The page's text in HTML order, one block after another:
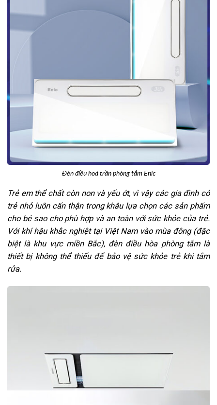
Đèn điều hoà trần phòng tắm Enic
Trẻ em thể chất còn non và yếu ớt, vì vậy các gia đình có
trẻ nhỏ luôn cẩn thận trong khâu lựa chọn các sản phẩm
cho bé sao cho phù hợp và an toàn với sức khỏe của trẻ.
Với khí hậu khắc nghiệt tại Việt Nam vào mùa đông (đặc
biệt là khu vực miền Bắc), đèn điều hòa phòng tắm là
thiết bị không thể thiếu để bảo vệ sức khỏe trẻ khi tắm
rửa.